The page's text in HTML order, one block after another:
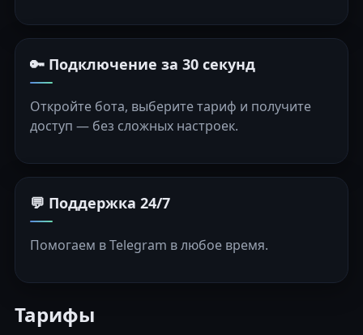
🔑 Подключение за 30 секунд
Откройте бота, выберите тариф и получите
доступ — без сложных настроек.
💬 Поддержка 24/7
Помогаем в Telegram в любое время.
Тарифы